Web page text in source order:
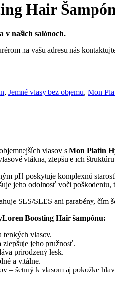
Hair
v našich salónoch.
na vašu adresu nás
, Jemné vlasy bez objemu, Mon
vlasov s Mon Platin
vlákna, zlepšuje ich
pH poskytuje komplexnú
jeho odolnosť voči
SLS/SLES ani parabény,
Boosting Hair šampónu:
tenkých vlasov.
zlepšuje jeho pružnosť.
prirodzený lesk.
a vitálne.
– šetrný k vlasom aj pokožke